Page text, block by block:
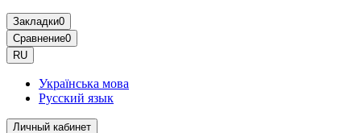
Закладки0
Сравнение0
RU
Українська мова
Русский язык
Личный кабинет